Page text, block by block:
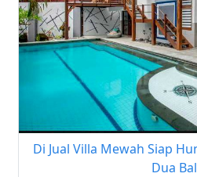
Di Jual Villa Mewah Siap
Dua